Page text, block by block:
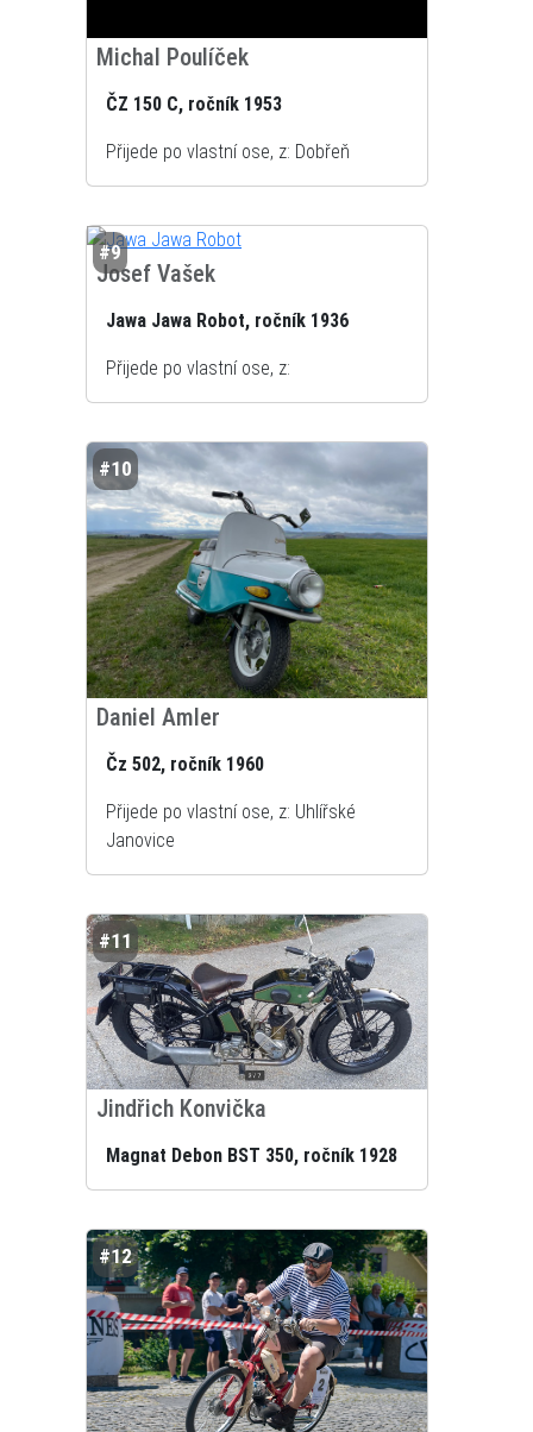
Michal Poulíček
ČZ 150 C, ročník 1953
Přijede po vlastní ose, z: Dobřeň
#9
Josef Vašek
Jawa Jawa Robot, ročník 1936
Přijede po vlastní ose, z:
#10
Daniel Amler
Čz 502, ročník 1960
Přijede po vlastní ose, z: Uhlířské
Janovice
#11
Jindřich Konvička
Magnat Debon BST 350, ročník 1928
#12